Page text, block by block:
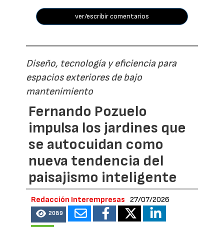
ver/escribir comentarios
Diseño, tecnología y eficiencia para
espacios exteriores de bajo
mantenimiento
Fernando Pozuelo
impulsa los jardines que
se autocuidan como
nueva tendencia del
paisajismo inteligente
Redacción Interempresas 27/07/2026
2089